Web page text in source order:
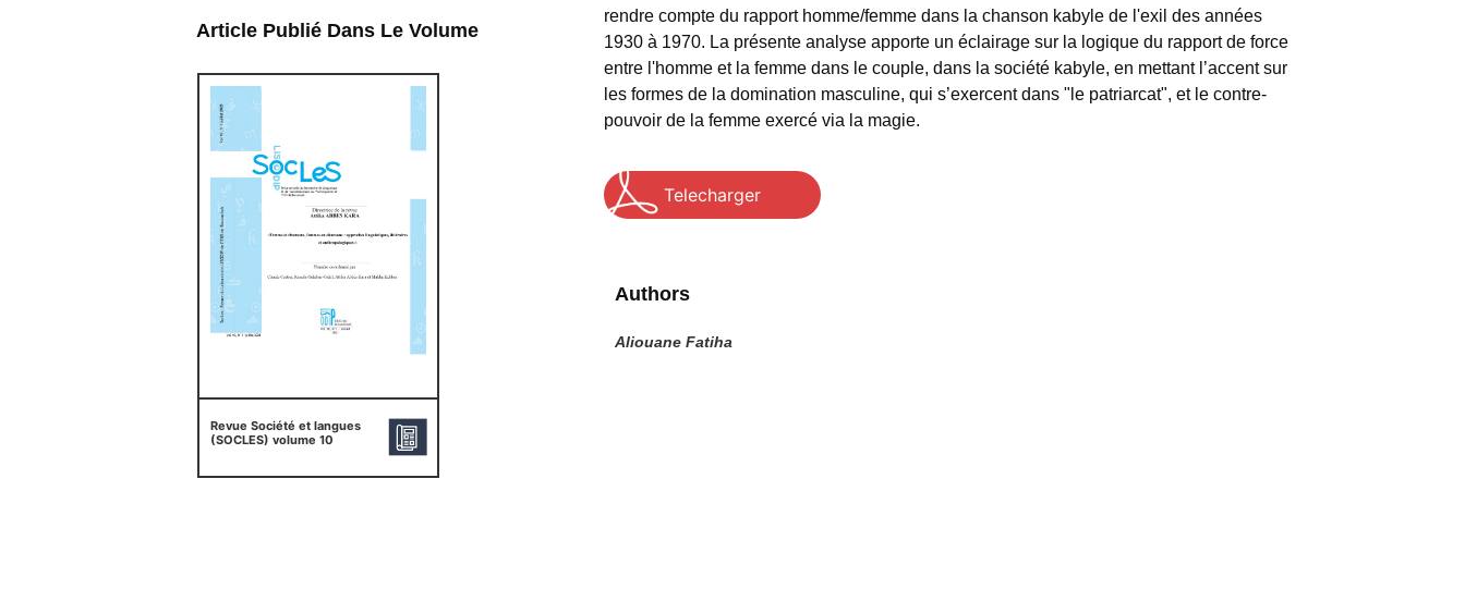
Article Publié Dans Le Volume
Revue Société et langues
(SOCLES) volume 10
rendre compte du rapport homme/femme dans la chanson kabyle de l'exil des années
1930 à 1970. La présente analyse apporte un éclairage sur la logique du rapport de force
entre l'homme et la femme dans le couple, dans la société kabyle, en mettant l’accent sur
les formes de la domination masculine, qui s’exercent dans "le patriarcat", et le contre-
pouvoir de la femme exercé via la magie.
Telecharger
Authors
Aliouane Fatiha